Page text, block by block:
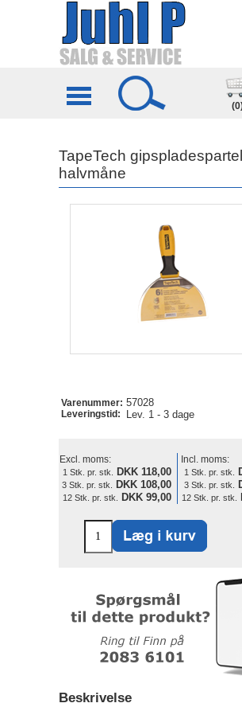
TapeTech
halvmåne
Varenummer:
Leveringstid:
57028
Lev. 1 - 3 dage
Excl. moms: Incl. moms:
1 Stk. pr. stk. DKK 118,00 1 Stk. pr. stk.
3 Stk. pr. stk. DKK 108,00 3 Stk. pr. stk.
12 Stk. pr. stk. DKK 99,00 12 Stk. pr. stk.
Beskrivelse